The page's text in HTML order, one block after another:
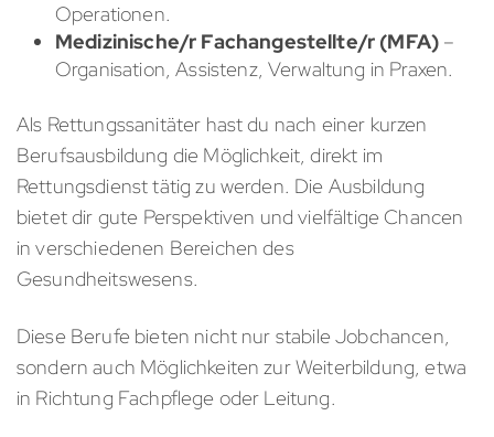
Operationen.
Medizinische/r Fachangestellte/r (MFA) –
Organisation, Assistenz, Verwaltung in Praxen.
Als Rettungssanitäter hast du nach einer kurzen
Berufsausbildung die Möglichkeit, direkt im
Rettungsdienst tätig zu werden. Die Ausbildung
bietet dir gute Perspektiven und vielfältige Chancen
in verschiedenen Bereichen des
Gesundheitswesens.
Diese Berufe bieten nicht nur stabile Jobchancen,
sondern auch Möglichkeiten zur Weiterbildung, etwa
in Richtung Fachpflege oder Leitung.